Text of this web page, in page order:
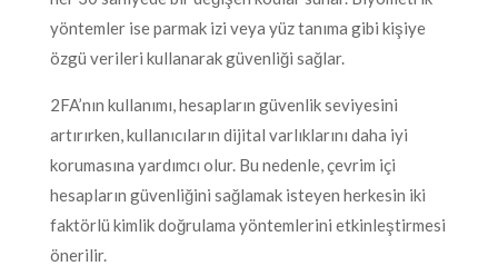
yöntemler ise parmak izi veya yüz tanıma gibi kişiye
özgü verileri kullanarak güvenliği sağlar.
2FA’nın kullanımı, hesapların güvenlik seviyesini
artırırken, kullanıcıların dijital varlıklarını daha iyi
korumasına yardımcı olur. Bu nedenle, çevrim içi
hesapların güvenliğini sağlamak isteyen herkesin iki
faktörlü kimlik doğrulama yöntemlerini etkinleştirmesi
önerilir.